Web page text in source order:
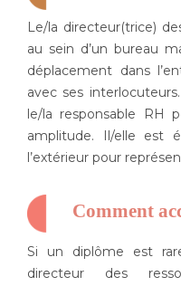
Le/la directeur(trice)
au sein d’un bureau
déplacement dans
avec ses
le/la responsable RH
amplitude. Il/elle est
l’extérieur pour
Comment
Si un diplôme est
directeur des